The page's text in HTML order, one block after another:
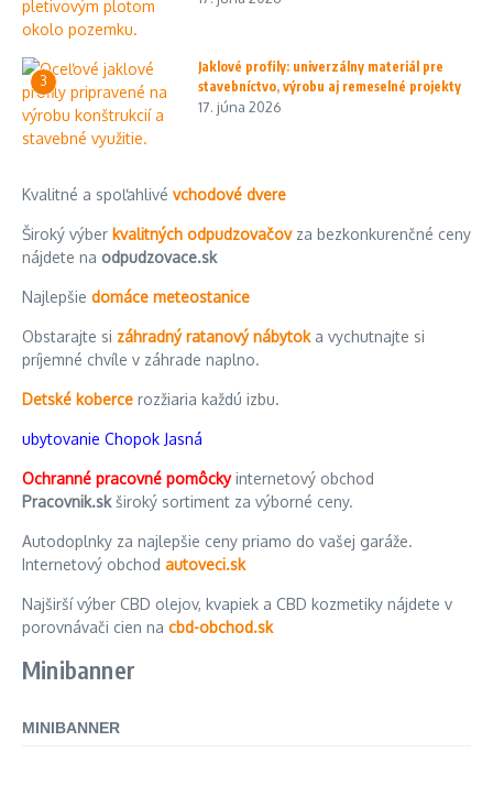
3
Jaklové profily: univerzálny materiál pre
stavebníctvo, výrobu aj remeselné projekty
17. júna 2026
Kvalitné a spoľahlivé vchodové dvere
Široký výber kvalitných odpudzovačovza bezkonkurenčné ceny
nájdete na odpudzovace.sk
Najlepšie domáce meteostanice
Obstarajte si záhradný ratanový nábytoka vychutnajte si
príjemné chvíle v záhrade naplno.
Detské koberce rozžiaria každú izbu.
ubytovanie Chopok Jasná
Ochranné pracovné pomôckyinternetový obchod
Pracovnik.skširoký sortiment za výborné ceny.
Autodoplnky za najlepšie ceny priamo do vašej garáže.
Internetový obchod autoveci.sk
Najširší výber CBD olejov, kvapiek a CBD kozmetiky nájdete v
porovnávači cien na cbd-obchod.sk
Minibanner
MINIBANNER